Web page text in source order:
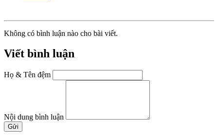
Không có bình luận nào cho bài viết.
Viết bình luận
Họ & Tên đệm
Nội dung bình luận
Gửi